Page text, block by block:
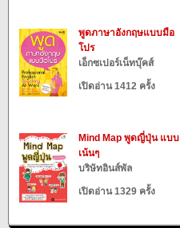
พูดภาษาอังกฤษแบบมือ
โปร
เอ็กซเปอร์เน็ทบุ๊คส์
เปิดอ่าน 1412 ครั้ง
Mind Map พูดญี่ปุ่น แบบ
เน้นๆ
บริษัทอินส์พัล
เปิดอ่าน 1329 ครั้ง